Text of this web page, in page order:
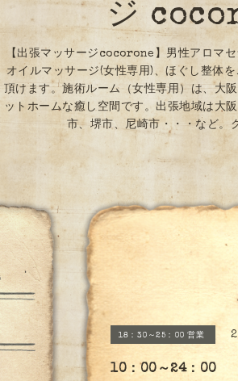
ジ
【出張マッサージcocorone】男性アロマ
オイルマッサージ(女性専用)、ほぐし整体
頂けます。施術ルーム（女性専用）は、大
ットホームな癒し空間です。出張地域は大
市、堺市、尼崎市・・・など。
18：30～25：00 営業
10：00～24：00